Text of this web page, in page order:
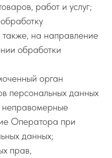
работ и услуг;
на направление
обработки
орган
персональных данных
неправомерные
Оператора при
данных;
прав,